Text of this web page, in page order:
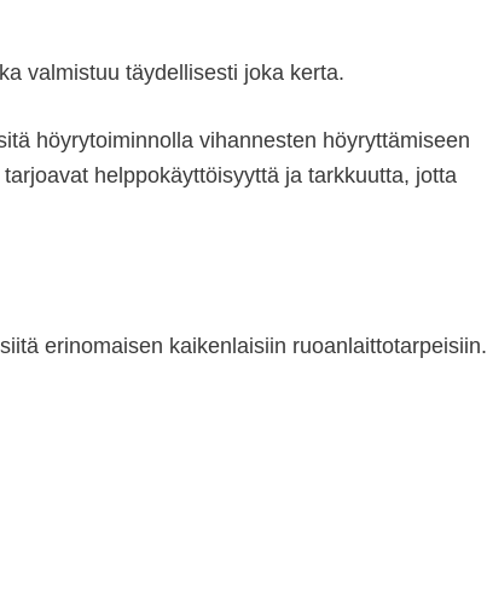
valmistuu täydellisesti joka kerta.
höyrytoiminnolla vihannesten höyryttämiseen
helppokäyttöisyyttä ja tarkkuutta, jotta
erinomaisen kaikenlaisiin ruoanlaittotarpeisiin.